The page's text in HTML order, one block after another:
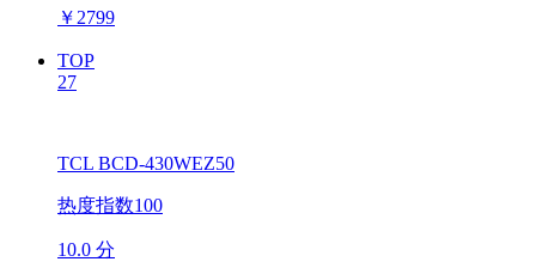
￥ 2799
TOP
27
TCL BCD-430WEZ50
热度指数100
10.0 分